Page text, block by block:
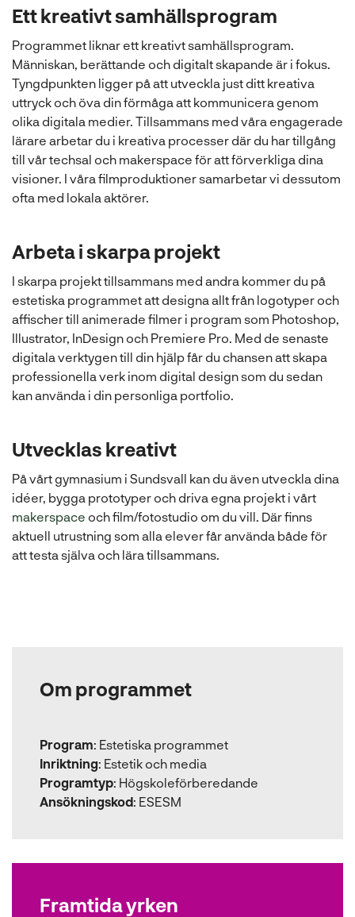
Ett kreativt samhällsprogram
Programmet liknar ett kreativt samhällsprogram.
Människan, berättande och digitalt skapande är i fokus.
Tyngdpunkten ligger på att utveckla just ditt kreativa
uttryck och öva din förmåga att kommunicera genom
olika digitala medier. Tillsammans med våra engagerade
lärare arbetar du i kreativa processer där du har tillgång
till vår techsal och makerspace för att förverkliga dina
visioner. I våra filmproduktioner samarbetar vi dessutom
ofta med lokala aktörer.
Arbeta i skarpa projekt
I skarpa projekt tillsammans med andra kommer du på
estetiska programmet att designa allt från logotyper och
affischer till animerade filmer i program som Photoshop,
Illustrator, InDesign och Premiere Pro. Med de senaste
digitala verktygen till din hjälp får du chansen att skapa
professionella verk inom digital design som du sedan
kan använda i din personliga portfolio.
Utvecklas kreativt
På vårt gymnasium i Sundsvall kan du även utveckla dina
idéer, bygga prototyper och driva egna projekt i vårt
makerspace
ö
p
y
f
ö
n
s
och film/fotostudio om du vill. Där finns
aktuell utrustning som alla elever får använda både för
att testa själva och lära tillsammans.
Om programmet
Program: Estetiska programmet
Inriktning: Estetik och media
Programtyp: Högskoleförberedande
Ansökningskod: ESESM
Framtida yrken